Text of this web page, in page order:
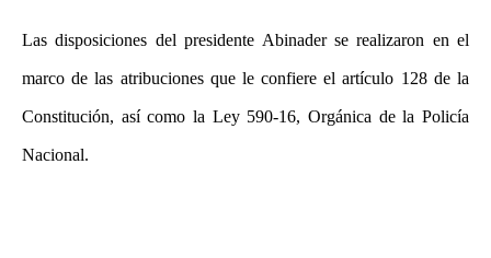
Las disposiciones del presidente Abinader se realizaron en el
marco de las atribuciones que le confiere el artículo 128 de la
Constitución, así como la Ley 590-16, Orgánica de la Policía
Nacional.